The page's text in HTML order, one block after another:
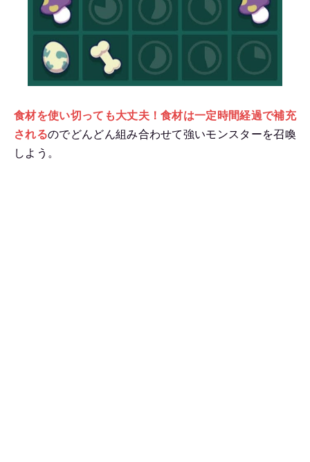
食材を使い切っても大丈夫！食材は一定時間経過で補充
されるのでどんどん組み合わせて強いモンスターを召喚
しよう。